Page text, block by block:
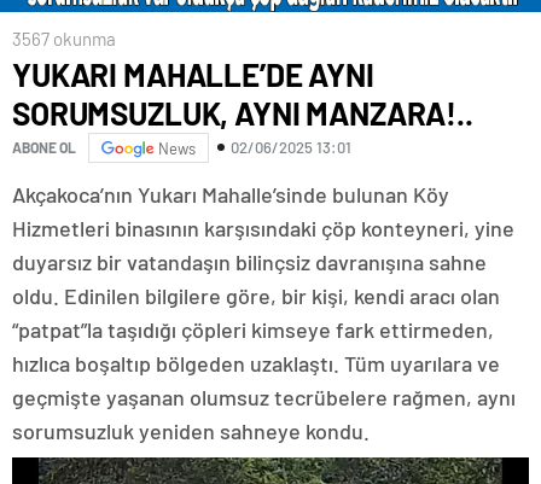
3567 okunma
YUKARI MAHALLE’DE AYNI
SORUMSUZLUK, AYNI MANZARA!..
ABONE OL News 02/06/2025 13:01
Akçakoca’nın Yukarı Mahalle’sinde bulunan Köy
Hizmetleri binasının karşısındaki çöp konteyneri, yine
duyarsız bir vatandaşın bilinçsiz davranışına sahne
oldu. Edinilen bilgilere göre, bir kişi, kendi aracı olan
“patpat”la taşıdığı çöpleri kimseye fark ettirmeden,
hızlıca boşaltıp bölgeden uzaklaştı. Tüm uyarılara ve
geçmişte yaşanan olumsuz tecrübelere rağmen, aynı
sorumsuzluk yeniden sahneye kondu.